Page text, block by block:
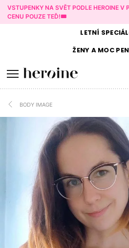
VSTUPENKY NA SVĚT PODLE HEROINE V
CENU POUZE TEĎ!🎟️
LETNÍ SPECIÁL
ŽENY AMOC
BODY IMAGE